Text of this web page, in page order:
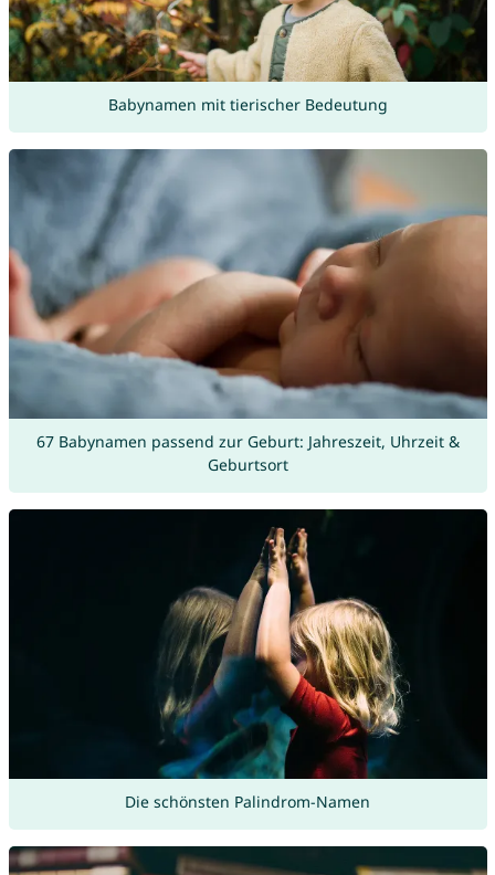
Babynamen mit tierischer Bedeutung
67 Babynamen passend zur Geburt: Jahreszeit, Uhrzeit &
Geburtsort
Die schönsten Palindrom-Namen